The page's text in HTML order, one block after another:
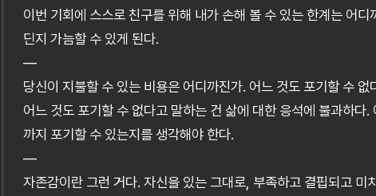
이번 기회에 스스로 친구를 위해 내가 손해 볼 수 있는 한계는 어
딘지 가늠할 수 있게 된다.
—
당신이 지불할 수 있는 비용은 어디까진가. 어느 것도 포기할 수
어느 것도 포기할 수 없다고 말하는 건 삶에 대한 응석에 불과하다
까지 포기할 수 있는지를 생각해야 한다.
—
자존감이란 그런 거다. 자신을 있는 그대로, 부족하고 결핍되고 미